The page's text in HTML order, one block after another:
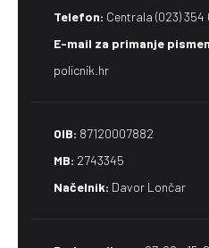
Telefon: Centrala (023)
E-mail za primanje
policnik.hr
OIB: 87120007882
MB: 2743345
Načelnik: Davor Lončar